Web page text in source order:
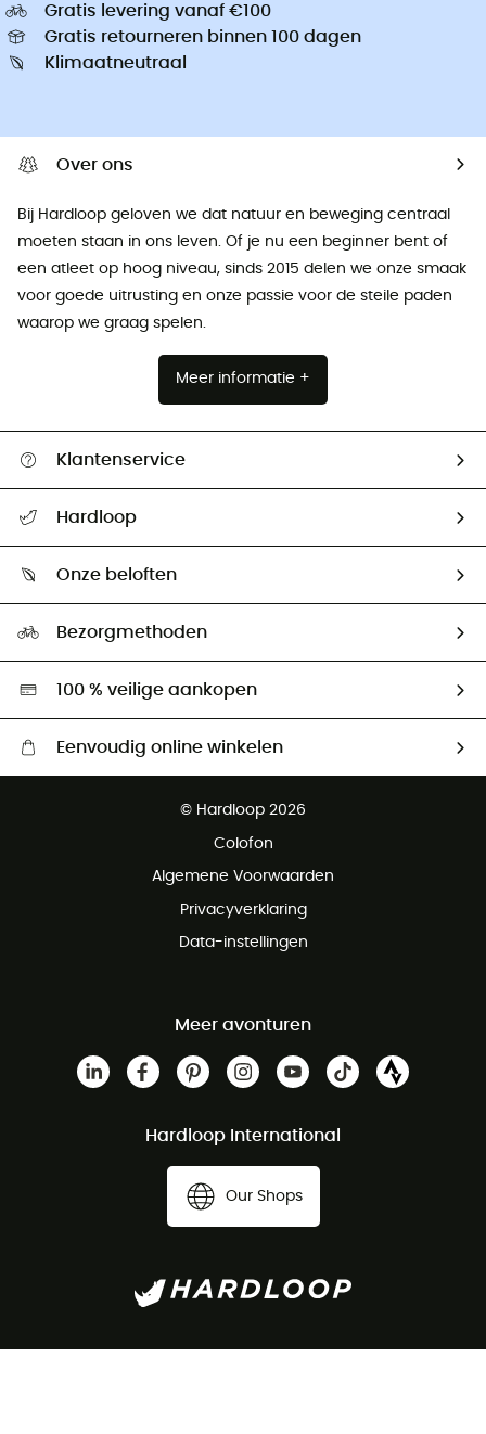
Gratis levering vanaf €100
Gratis retourneren binnen 100 dagen
Klimaatneutraal
Over ons
Bij Hardloop geloven we dat natuur en beweging centraal
moeten staan ​​in ons leven. Of je nu een beginner bent of
een atleet op hoog niveau, sinds 2015 delen we onze smaak
voor goede uitrusting en onze passie voor de steile paden
waarop we graag spelen.
Meer informatie +
Klantenservice
Mijn zending volgen
Retourzendingen & Terugbetalingen
Hardloop
Ambassadeurs
Onze beloften
Hardgreen
Bezorgmethoden
100 % veilige aankopen
Eenvoudig online winkelen
Gratis retourneren binnen 100 dagen
© Hardloop 2026
Colofon
Algemene Voorwaarden
Privacyverklaring
Data-instellingen
Meer avonturen
Hardloop International
Our Shops